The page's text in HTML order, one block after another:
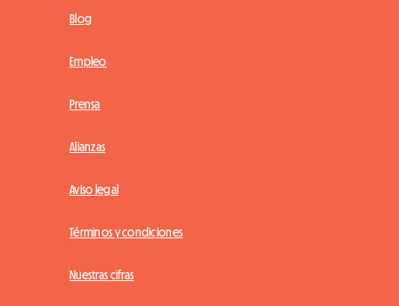
Blog
Empleo
Prensa
Alianzas
Aviso legal
Términos y condiciones
Nuestras cifras